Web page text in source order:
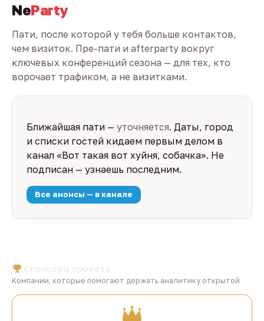
NeParty
Пати, после которой у тебя больше контактов,
чем визиток. Пре-пати и afterparty вокруг
ключевых конференций сезона — для тех, кто
ворочает трафиком, а не визитками.
Ближайшая пати — уточняется. Даты, город
и списки гостей кидаем первым делом в
канал «Вот такая вот хуйня, собачка». Не
подписан — узнаешь последним.
Все анонсы — в канале
Компании, которые помогают держать аналитику открытой